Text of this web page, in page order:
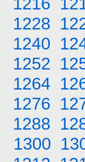
1228
1240
1252
1264
1276
1288
1300